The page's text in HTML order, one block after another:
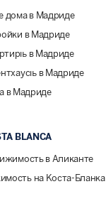
дома в Мадриде
в Мадриде
в Мадриде
в Мадриде
в Мадриде
BLANCA
в Аликанте
на Коста-Бланка